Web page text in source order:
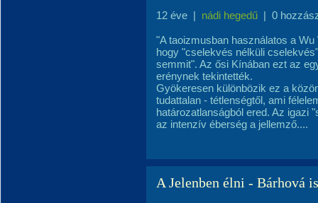
12 éve | nádi hegedű | 0
"A taoizmusban használatos a
hogy "cselekvés nélküli
semmit". Az ősi Kínában ezt az
erénynek tekintették.
Gyökeresen különbözik ez a
tudattalan - tétlenségtől, ami
határozatlanságból ered. Az igazi
az intenzív éberség a jellemző....
A Jelenben élni - Bárhová